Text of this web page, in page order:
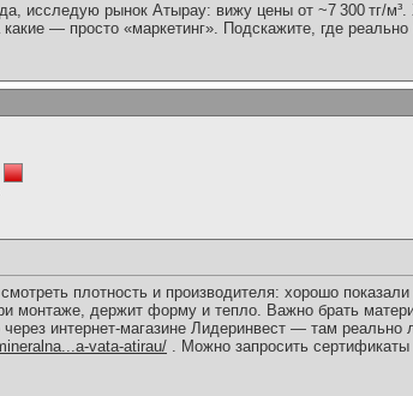
исследую рынок Атырау: вижу цены от ~7 300 тг/м³.
— просто «маркетинг». Подскажите, где
плотность и производителя: хорошо
монтаже, держит форму и тепло. Важно брать
интернет-магазине Лидеринвест — там реально
vata-atirau/ . Можно запросить